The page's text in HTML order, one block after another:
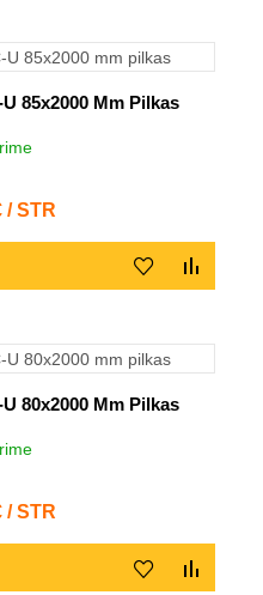
85x2000 Mm Pilkas
/ STR
80x2000 Mm Pilkas
/ STR